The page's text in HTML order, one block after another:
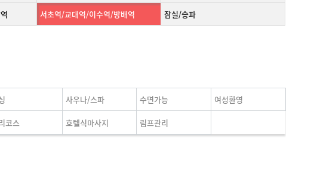
서초역/교대역/이수역/방배역
잠실/송파
사우나/스파 수면가능 여성환영
코스 호텔식마사지 림프관리